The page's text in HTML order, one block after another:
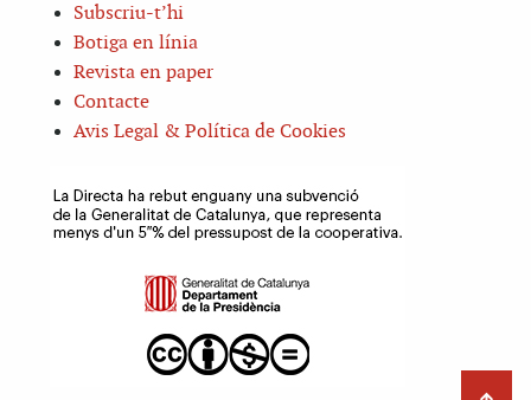
Subscriu-t’hi
Botiga en línia
Revista en paper
Contacte
Avis Legal & Política de Cookies